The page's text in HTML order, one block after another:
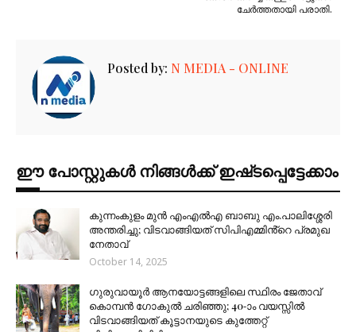
ചേർത്തതായി പരാതി.
Posted by: N MEDIA - ONLINE
ഈ പോസ്റ്റുകൾ നിങ്ങൾക്ക് ഇഷ്‌‌ടപ്പെട്ടേക്കാം
കുന്നംകുളം മുൻ എംഎൽഎ ബാബു എം.പാലിശ്ശേരി
അന്തരിച്ചു; വിടവാങ്ങിയത് സിപിഎമ്മിൻ്റെ പ്രമുഖ
നേതാവ്
October 14, 2025
ഗുരുവായൂർ ആനയോട്ടങ്ങളിലെ സ്ഥിരം ജേതാവ്
കൊമ്പൻ ഗോകുൽ ചരിഞ്ഞു; 40-ാം വയസ്സിൽ
വിടവാങ്ങിയത് കൂട്ടാനയുടെ കുത്തേറ്റ്